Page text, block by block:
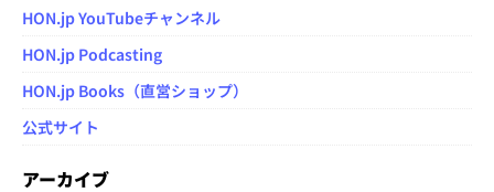
HON.jp YouTubeチャンネル
HON.jp Podcasting
HON.jp Books（直営ショップ）
公式サイト
アーカイブ